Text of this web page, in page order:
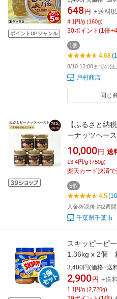
ポイントUPジャンル
千葉県産 無糖
ッツ おつまみ
648 円 +送料
4.1円/g (160g)
30ポイント (1倍+4
1個
4.68
8/10 12:00までの
戸村商店
同じ
【ふるさと納
ーナッツペー
ャム ピーナッ
花生 加工品 】
10,000 円 送
13.4円/g (750g)
楽天カード決済
5個
4.5
入金確認後 約2週
千葉県千葉市
スキッピーピ
1.36kg x 2個
ナッツ ジャム
BUTTER 】
3,480円(価格+送
2,900 円 +送
1.1円/g (2,720g)